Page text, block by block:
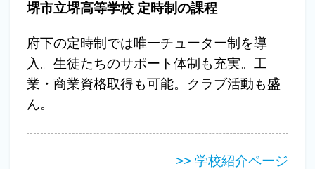
堺市立堺高等学校 定時制の課程
府下の定時制では唯一チューター制を導
入。生徒たちのサポート体制も充実。工
業・商業資格取得も可能。クラブ活動も盛
ん。
>> 学校紹介ページ